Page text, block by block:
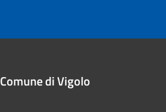
Comune di Vigolo